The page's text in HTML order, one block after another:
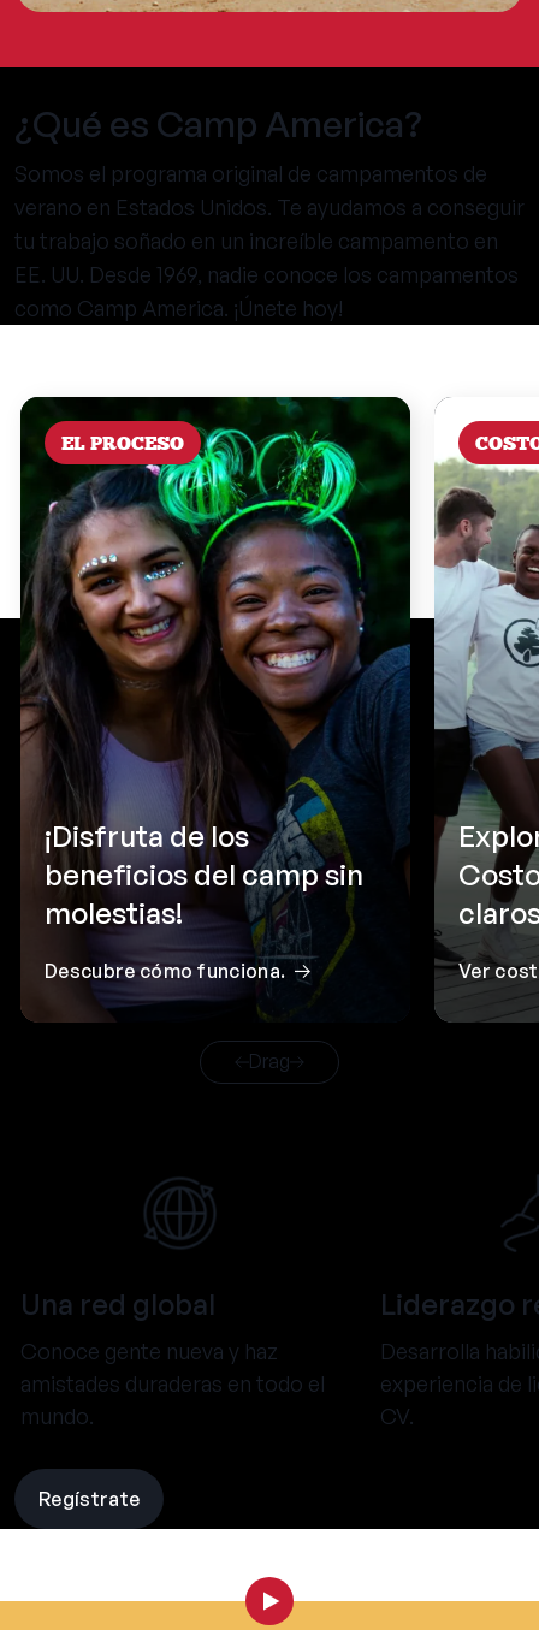
¿Qué es Camp America?
Somos el programa original de campamentos de
verano en Estados Unidos. Te ayudamos a conseguir
tu trabajo soñado en un increíble campamento en
EE. UU. Desde 1969, nadie conoce los campamentos
como Camp America. ¡Únete hoy!
EL PROCESO
¡Disfruta de los
beneficios del camp sin
molestias!
Descubre cómo funciona. Ver
Drag
Una red global
Conoce gente nueva y haz
amistades duraderas en todo el
mundo.
Liderazgo
Desarrolla
experiencia de
CV.
Regístrate